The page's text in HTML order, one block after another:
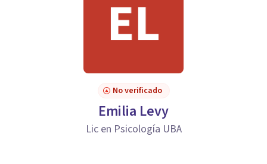
No verificado
Emilia Levy
Lic en Psicología UBA